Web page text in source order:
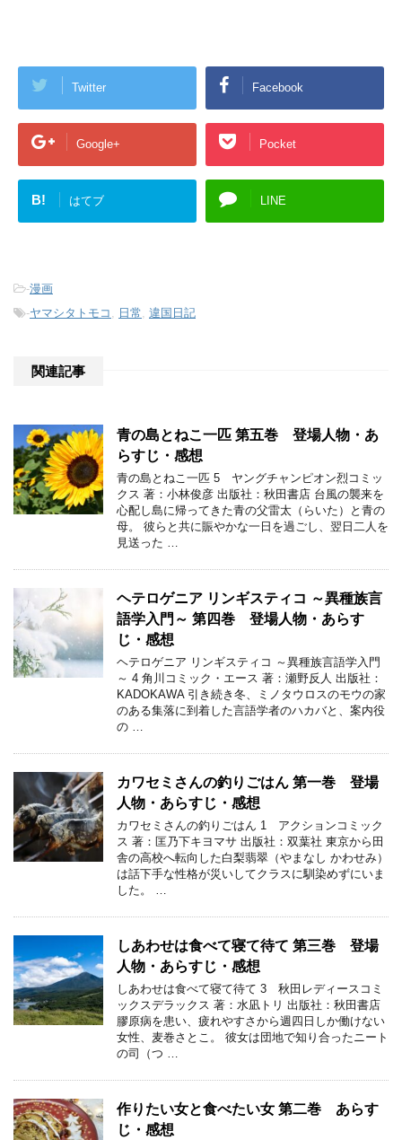
Twitter Facebook
Google+ Pocket
B! はてブ LINE
-漫画
-ヤマシタトモコ 日常 違国日記
関連記事
青の島とねこ一匹 第五巻 登場人物・あ
らすじ・感想
青の島とねこ一匹 5 ヤングチャンピオン烈コミッ
クス 著：小林俊彦 出版社：秋田書店 台風の襲来を
心配し島に帰ってきた青の父雷太（らいた）と青の
母。 彼らと共に賑やかな一日を過ごし、翌日二人を
見送った …
ヘテロゲニア リンギスティコ ～異種族言
語学入門～ 第四巻 登場人物・あらす
じ・感想
ヘテロゲニア リンギスティコ ～異種族言語学入門
～ 4 角川コミック・エース 著：瀬野反人 出版社：
KADOKAWA 引き続き冬、ミノタウロスのモウの家
のある集落に到着した言語学者のハカバと、案内役
の …
カワセミさんの釣りごはん 第一巻 登場
人物・あらすじ・感想
カワセミさんの釣りごはん 1 アクションコミック
ス 著：匡乃下キヨマサ 出版社：双葉社 東京から田
舎の高校へ転向した白梨翡翠（やまなし かわせみ）
は話下手な性格が災いしてクラスに馴染めずにいま
した。 …
しあわせは食べて寝て待て 第三巻 登場
人物・あらすじ・感想
しあわせは食べて寝て待て 3 秋田レディースコミ
ックスデラックス 著：水凪トリ 出版社：秋田書店
膠原病を患い、疲れやすさから週四日しか働けない
女性、麦巻さとこ。 彼女は団地で知り合ったニート
の司（つ …
作りたい女と食べたい女 第二巻 あらす
じ・感想